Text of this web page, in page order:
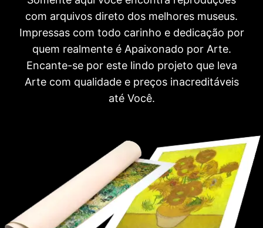
com arquivos direto dos melhores museus.
Impressas com todo carinho e dedicação por
quem realmente é Apaixonado por Arte.
Encante-se por este lindo projeto que leva
Arte com qualidade e preços inacreditáveis
até Você.